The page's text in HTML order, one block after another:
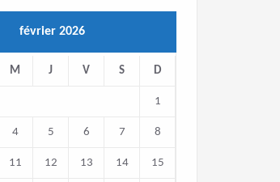
février 2026
M J V S D
1
4 5 6 7 8
11 12 13 14 15